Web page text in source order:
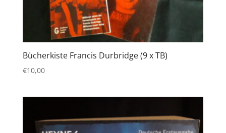
Bücherkiste Francis Durbridge (9 x TB)
€10,00